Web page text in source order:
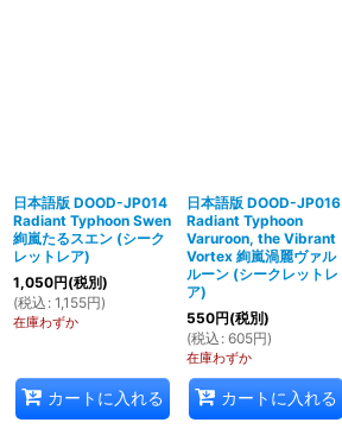
日本語版 DOOD-JP014
Radiant Typhoon Swen
絢嵐たるスエン (シーク
レットレア)
1,050円(税別)
(税込 : 1,155円)
在庫わずか
カートに入れる
日本語版 DOOD-JP016
Radiant Typhoon
Varuroon, the Vibrant
Vortex 絢嵐渦麗ヴァル
ルーン (シークレットレ
ア)
550円(税別)
(税込 : 605円)
在庫わずか
カートに入れる